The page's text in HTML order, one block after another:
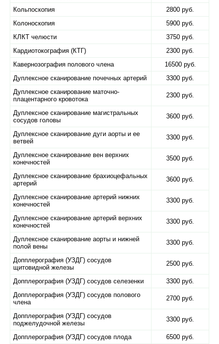
Кольпоскопия
2800 руб.
Колоноскопия
5900 руб.
КЛКТ челюсти
3750 руб.
Кардиотокография (КТГ)
2300 руб.
Кавернозография полового члена
16500 руб.
Дуплексное сканирование почечных артерий
3300 руб.
Дуплексное сканирование маточно-
плацентарного кровотока
2300 руб.
Дуплексное сканирование магистральных
сосудов головы
3600 руб.
Дуплексное сканирование дуги аорты и ее
ветвей
3300 руб.
Дуплексное сканирование вен верхних
конечностей
3500 руб.
Дуплексное сканирование брахиоцефальных
артерий
3600 руб.
Дуплексное сканирование артерий нижних
конечностей
3300 руб.
Дуплексное сканирование артерий верхних
конечностей
3300 руб.
Дуплексное сканирование аорты и нижней
полой вены
3300 руб.
Допплерография (УЗДГ) сосудов
щитовидной железы
2500 руб.
Допплерография (УЗДГ) сосудов селезенки
3300 руб.
Допплерография (УЗДГ) сосудов полового
члена
2700 руб.
Допплерография (УЗДГ) сосудов
поджелудочной железы
3300 руб.
Допплерография (УЗДГ) сосудов плода
6500 руб.